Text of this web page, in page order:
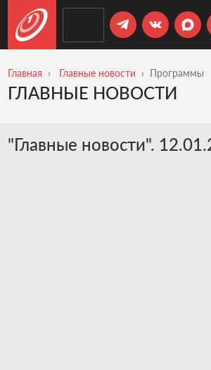
Главная Главные новости Программы
ГЛАВНЫЕ НОВОСТИ
"Главные новости".